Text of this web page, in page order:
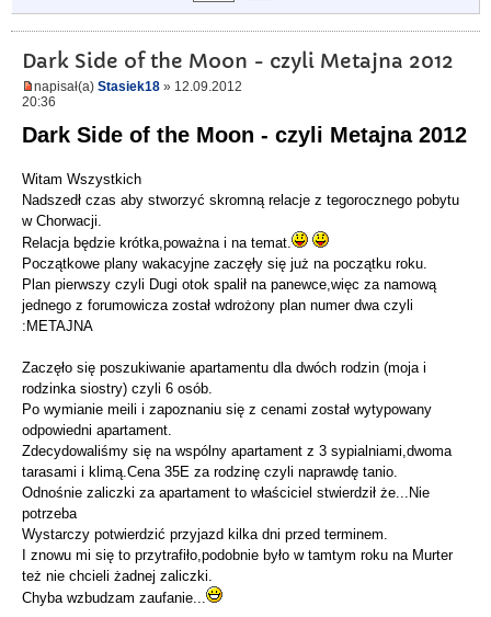
Dark Side of the Moon - czyli Metajna 2012
napisał(a) Stasiek18 » 12.09.2012
20:36
Dark Side of the Moon - czyli Metajna 2012
Witam Wszystkich
Nadszedł czas aby stworzyć skromną relacje z tegorocznego pobytu
w Chorwacji.
Relacja będzie krótka,poważna i na temat.
Początkowe plany wakacyjne zaczęły się już na początku roku.
Plan pierwszy czyli Dugi otok spalił na panewce,więc za namową
jednego z forumowicza został wdrożony plan numer dwa czyli
:METAJNA
Zaczęło się poszukiwanie apartamentu dla dwóch rodzin (moja i
rodzinka siostry) czyli 6 osób.
Po wymianie meili i zapoznaniu się z cenami został wytypowany
odpowiedni apartament.
Zdecydowaliśmy się na wspólny apartament z 3 sypialniami,dwoma
tarasami i klimą.Cena 35E za rodzinę czyli naprawdę tanio.
Odnośnie zaliczki za apartament to właściciel stwierdził że...Nie
potrzeba
Wystarczy potwierdzić przyjazd kilka dni przed terminem.
I znowu mi się to przytrafiło,podobnie było w tamtym roku na Murter
też nie chcieli żadnej zaliczki.
Chyba wzbudzam zaufanie...